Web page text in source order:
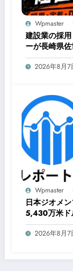
Wpmaster
建設業の採
ーが長崎県
石男くんが
2026年8月7
Wpmaster
日本ジオメ
5,430万米ド
と環境保護
2026年8月7